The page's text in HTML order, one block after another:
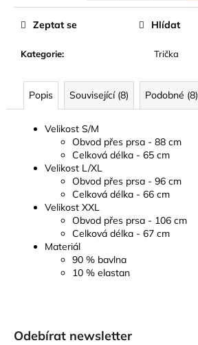
Kategorie: Trička
Zeptat se Hlídat
Popis Související (8) Podobné (8)
Velikost S/M
Obvod přes prsa - 88 cm
Celková délka - 65 cm
Velikost L/XL
Obvod přes prsa - 96 cm
Celková délka - 66 cm
Velikost XXL
Obvod přes prsa - 106 cm
Celková délka - 67 cm
Materiál
90 % bavlna
10 % elastan
Odebírat newsletter